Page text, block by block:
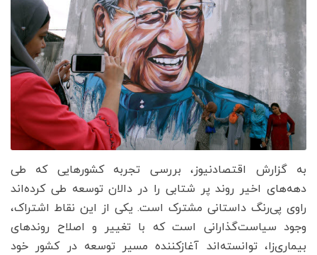
به گزارش اقتصادنیوز، بررسی تجربه کشورهایی که طی
دهه‌های اخیر روند پر شتابی را در دالان توسعه طی کرده‌اند
راوی پی‌رنگ داستانی مشترک است. یکی از این نقاط اشتراک،
وجود سیاست‌گذارانی است که با تغییر و اصلاح روندهای
بیماری‌زا، توانسته‌اند آغازکننده مسیر توسعه در کشور خود